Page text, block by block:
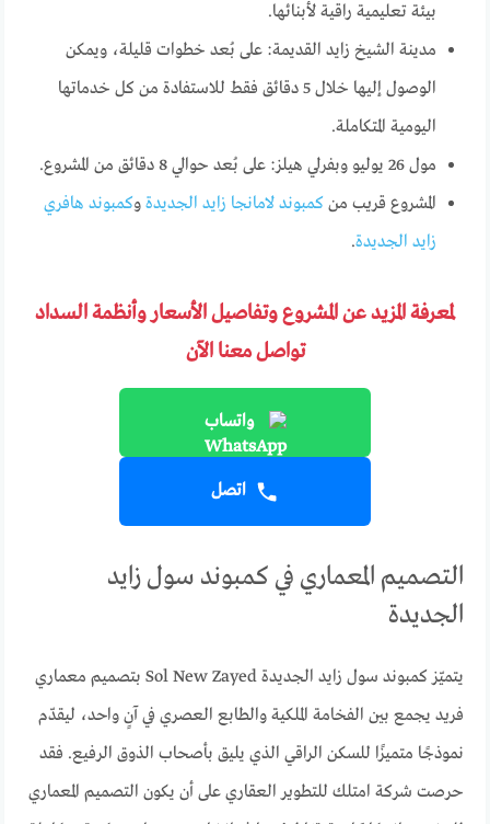
بيئة تعليمية راقية لأبنائها.
مدينة الشيخ زايد القديمة: على بُعد خطوات قليلة، ويمكن
الوصول إليها خلال 5 دقائق فقط للاستفادة من كل خدماتها
اليومية المتكاملة.
مول 26 يوليو وبفرلي هيلز: على بُعد حوالي 8 دقائق من المشروع.
المشروع قريب منكمبوند لامانجا زايد الجديدة وكمبوند هافري
زايد الجديدة.
لمعرفة المزيد عن المشروع وتفاصيل الأسعار وأنظمة السداد
تواصل معنا الآن
واتساب
اتصل
التصميم المعماري في كمبوند سول زايد
الجديدة
يتميّز كمبوند سول زايد الجديدة Sol New Zayed بتصميم معماري
فريد يجمع بين الفخامة الملكية والطابع العصري في آنٍ واحد، ليقدّم
نموذجًا متميزًا للسكن الراقي الذي يليق بأصحاب الذوق الرفيع. فقد
حرصت شركة امتلك للتطوير العقاري على أن يكون التصميم المعماري